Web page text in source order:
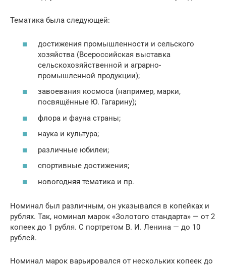
Тематика была следующей:
достижения промышленности и сельского
хозяйства (Всероссийская выставка
сельскохозяйственной и аграрно-
промышленной продукции);
завоевания космоса (например, марки,
посвящённые Ю. Гагарину);
флора и фауна страны;
наука и культура;
различные юбилеи;
спортивные достижения;
новогодняя тематика и пр.
Номинал был различным, он указывался в копейках и
рублях. Так, номинал марок «Золотого стандарта» — от 2
копеек до 1 рубля. С портретом В. И. Ленина — до 10
рублей.
Номинал марок варьировался от нескольких копеек до